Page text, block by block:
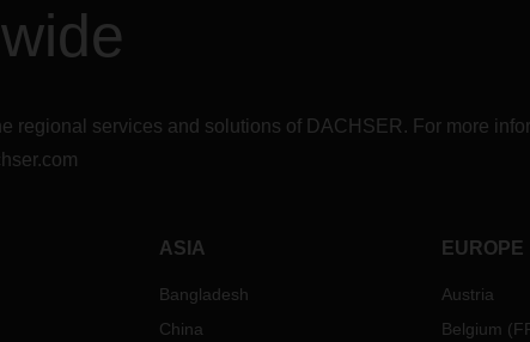
regional services and solutions of DACHSER. For more
ASIA
Bangladesh
China
EUROPE
Austria
Belgium (